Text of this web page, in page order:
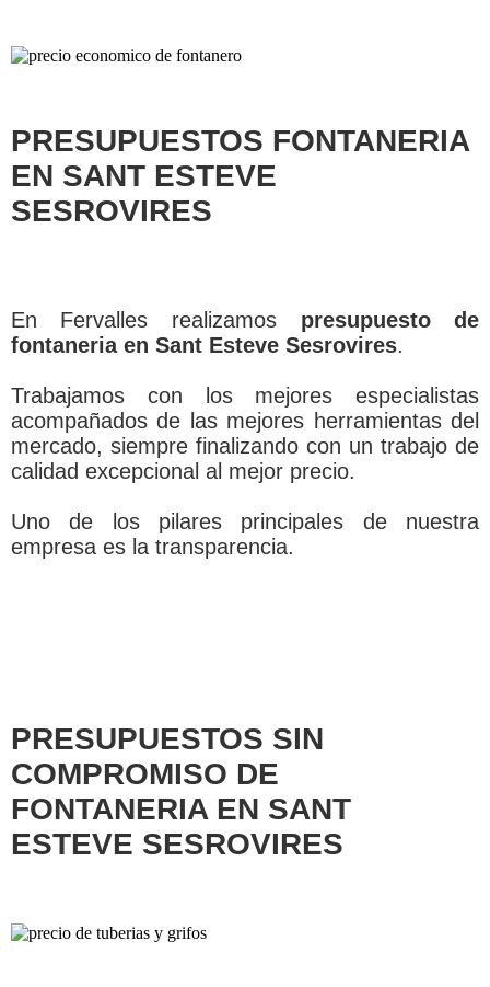
PRESUPUESTOS FONTANERIA
EN SANT ESTEVE
SESROVIRES
En Fervalles realizamos presupuesto de
fontaneria en Sant Esteve Sesrovires.
Trabajamos con los mejores especialistas
acompañados de las mejores herramientas del
mercado, siempre finalizando con un trabajo de
calidad excepcional al mejor precio.
Uno de los pilares principales de nuestra
empresa es la transparencia.
PRESUPUESTOS SIN
COMPROMISO DE
FONTANERIA EN SANT
ESTEVE SESROVIRES